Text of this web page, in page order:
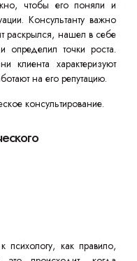
чтобы его поняли и
Консультанту важно
раскрылся, нашел в себе
точки роста.
клиента характеризуют
на его репутацию.
консультирование.
как правило,